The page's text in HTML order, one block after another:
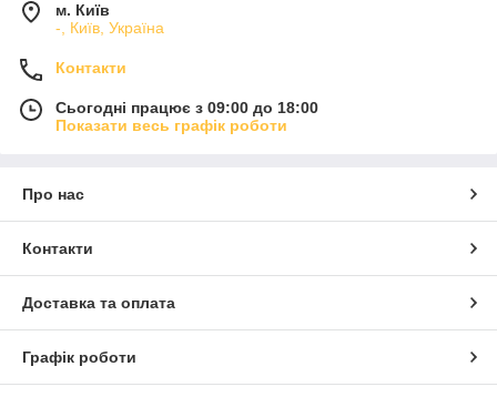
м. Київ
-, Київ, Україна
Контакти
Сьогодні працює з 09:00 до 18:00
Показати весь графік роботи
Про нас
Контакти
Доставка та оплата
Графік роботи